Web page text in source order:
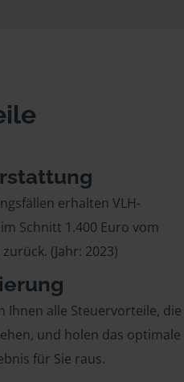
erhalten VLH-
Schnitt 1.400 Euro vom
(Jahr: 2023)
Ihnen alle Steuervorteile, die
und holen das optimale
für Sie raus.